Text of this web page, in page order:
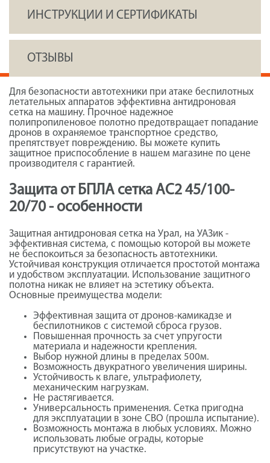
ИНСТРУКЦИИ И СЕРТИФИКАТЫ
ОТЗЫВЫ
Для безопасности автотехники при атаке беспилотных
летательных аппаратов эффективна антидроновая
сетка на машину. Прочное надежное
полипропиленовое полотно предотвращает попадание
дронов в охраняемое транспортное средство,
препятствует повреждению. Вы можете купить
защитное приспособление в нашем магазине по цене
производителя с гарантией.
Защита от БПЛА сетка АС2 45/100-
20/70 - особенности
Защитная антидроновая сетка на Урал, на УАЗик -
эффективная система, с помощью которой вы можете
не беспокоиться за безопасность автотехники.
Устойчивая конструкция отличается простотой монтажа
и удобством эксплуатации. Использование защитного
полотна никак не влияет на эстетику объекта.
Основные преимущества модели:
Эффективная защита от дронов-камикадзе и
беспилотников с системой сброса грузов.
Повышенная прочность за счет упругости
материала и надежности крепления.
Выбор нужной длины в пределах 500м.
Возможность двукратного увеличения ширины.
Устойчивость к влаге, ультрафиолету,
механическим нагрузкам.
Не растягивается.
Универсальность применения. Сетка пригодна
для эксплуатации в зоне СВО (прошла испытание).
Возможность монтажа в любых условиях. Можно
использовать любые ограды, которые
присутствуют на участке.